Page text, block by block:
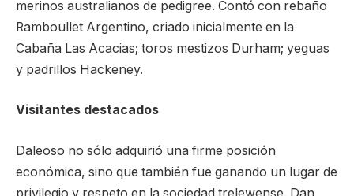
merinos australianos de pedigree. Contó con rebaño
Ramboullet Argentino, criado inicialmente en la
Cabaña Las Acacias; toros mestizos Durham; yeguas
y padrillos Hackeney.
Visitantes destacados
Daleoso no sólo adquirió una firme posición
económica, sino que también fue ganando un lugar de
privilegio y respeto en la sociedad trelewense. Dan